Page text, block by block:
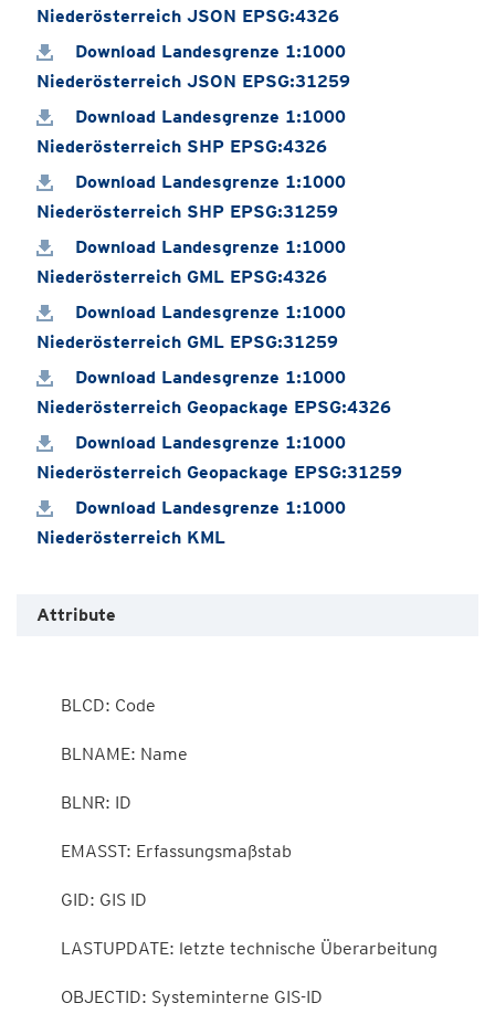
Niederösterreich JSON EPSG:4326
Download Landesgrenze 1:1000
Niederösterreich JSON EPSG:31259
Download Landesgrenze 1:1000
Niederösterreich SHP EPSG:4326
Download Landesgrenze 1:1000
Niederösterreich SHP EPSG:31259
Download Landesgrenze 1:1000
Niederösterreich GML EPSG:4326
Download Landesgrenze 1:1000
Niederösterreich GML EPSG:31259
Download Landesgrenze 1:1000
Niederösterreich Geopackage EPSG:4326
Download Landesgrenze 1:1000
Niederösterreich Geopackage EPSG:31259
Download Landesgrenze 1:1000
Niederösterreich KML
Attribute